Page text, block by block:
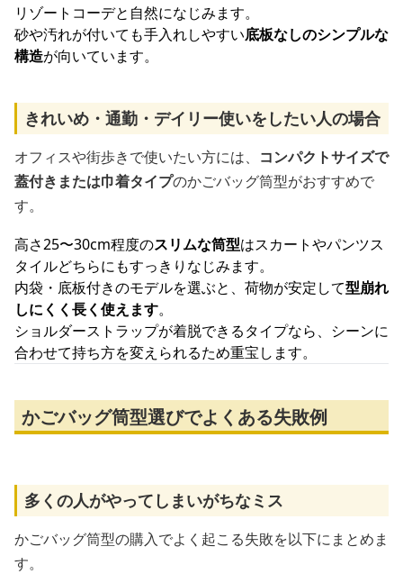
リゾートコーデと自然になじみます。
砂や汚れが付いても手入れしやすい底板なしのシンプルな
構造が向いています。
きれいめ・通勤・デイリー使いをしたい人の場合
オフィスや街歩きで使いたい方には、 コンパクトサイズで
蓋付きまたは巾着タイプのかごバッグ筒型がおすすめで
す。
高さ25〜30cm程度のスリムな筒型はスカートやパンツス
タイルどちらにもすっきりなじみます。
内袋・底板付きのモデルを選ぶと、荷物が安定して型崩れ
しにくく長く使えます。
ショルダーストラップが着脱できるタイプなら、シーンに
合わせて持ち方を変えられるため重宝します。
かごバッグ筒型選びでよくある失敗例
多くの人がやってしまいがちなミス
かごバッグ筒型の購入でよく起こる失敗を以下にまとめま
す。